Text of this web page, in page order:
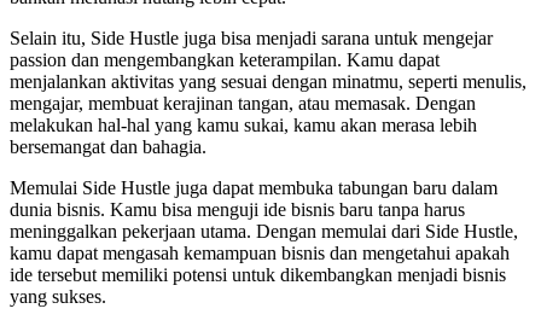
Selain itu, Side Hustle juga bisa menjadi sarana untuk mengejar
passion dan mengembangkan keterampilan. Kamu dapat
menjalankan aktivitas yang sesuai dengan minatmu, seperti menulis,
mengajar, membuat kerajinan tangan, atau memasak. Dengan
melakukan hal-hal yang kamu sukai, kamu akan merasa lebih
bersemangat dan bahagia.
Memulai Side Hustle juga dapat membuka tabungan baru dalam
dunia bisnis. Kamu bisa menguji ide bisnis baru tanpa harus
meninggalkan pekerjaan utama. Dengan memulai dari Side Hustle,
kamu dapat mengasah kemampuan bisnis dan mengetahui apakah
ide tersebut memiliki potensi untuk dikembangkan menjadi bisnis
yang sukses.